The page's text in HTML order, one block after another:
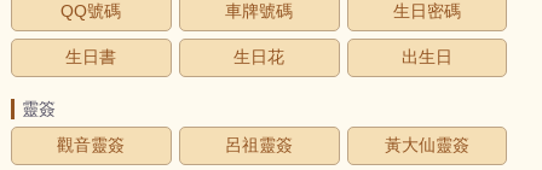
QQ號碼 車牌號碼 生日密碼
生日書 生日花 出生日
靈簽
觀音靈簽
呂祖靈簽 黃大仙靈簽